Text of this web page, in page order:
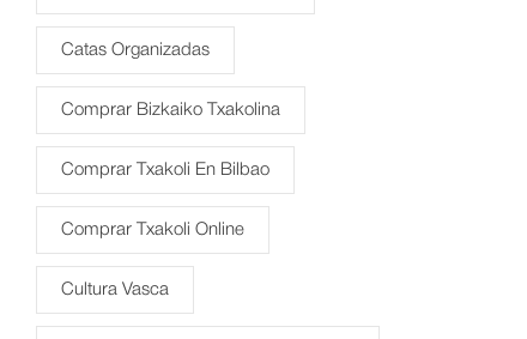
Catas Organizadas
Comprar Bizkaiko Txakolina
Comprar Txakoli En Bilbao
Comprar Txakoli Online
Cultura Vasca